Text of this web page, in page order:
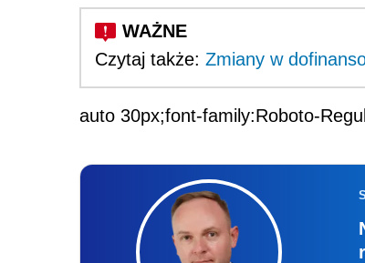
Czytaj także: Zmiany w
auto 30px;font-family:Roboto-